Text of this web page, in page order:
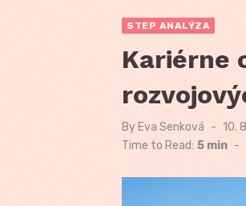
STEP ANALÝZA
Kariérne
ByEva Senková
on
10.
Time to Read: 5 min -